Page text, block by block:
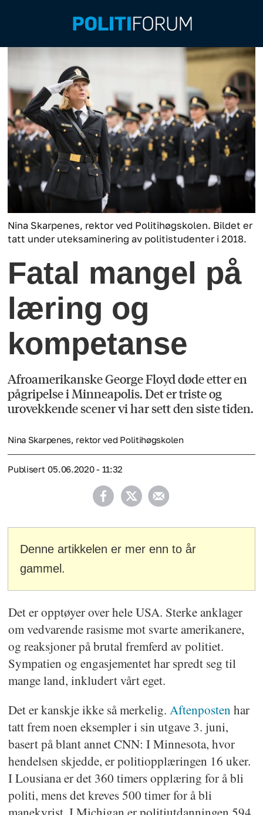
Nina Skarpenes, rektor ved Politihøgskolen. Bildet er
tatt under uteksaminering av politistudenter i 2018.
Fatal mangel på
læring og
kompetanse
Afroamerikanske George Floyd døde etter en
pågripelse i Minneapolis. Det er triste og
urovekkende scener vi har sett den siste tiden.
Nina Skarpenes, rektor ved Politihøgskolen
Publisert 05.06.2020 - 11:32
Denne artikkelen er mer enn to år
gammel.
Det er opptøyer over hele USA. Sterke anklager
om vedvarende rasisme mot svarte amerikanere,
og reaksjoner på brutal fremferd av politiet.
Sympatien og engasjementet har spredt seg til
mange land, inkludert vårt eget.
Det er kanskje ikke så merkelig. Aftenposten har
tatt frem noen eksempler i sin utgave 3. juni,
basert på blant annet CNN: I Minnesota, hvor
hendelsen skjedde, er politiopplæringen 16 uker.
I Lousiana er det 360 timers opplæring for å bli
politi, mens det kreves 500 timer for å bli